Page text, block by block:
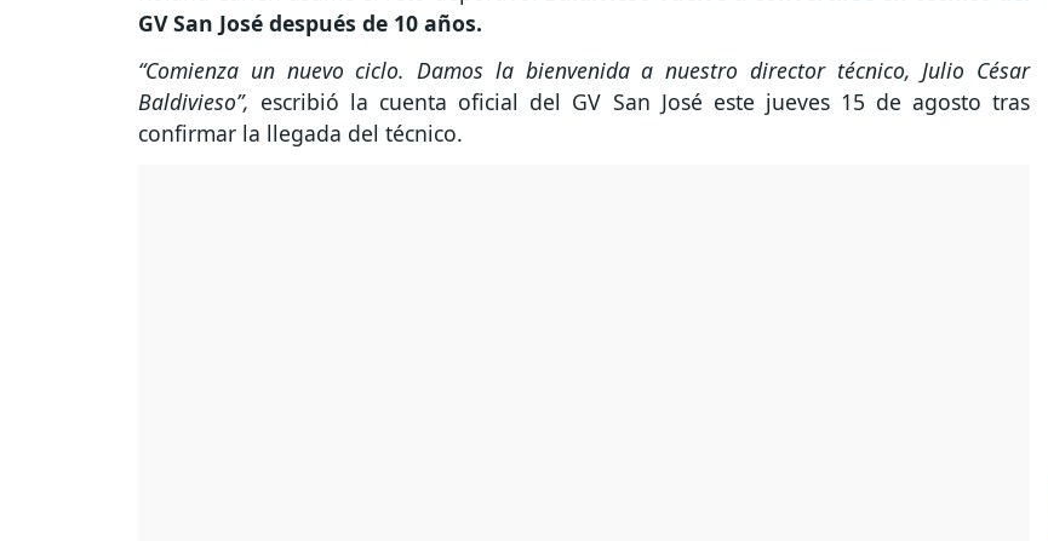
GV San José después de 10 años.
“Comienza un nuevo ciclo. Damos la bienvenida a nuestro director técnico, Julio César
Baldivieso”, escribió la cuenta oficial del GV San José este jueves 15 de agosto tras
confirmar la llegada del técnico.